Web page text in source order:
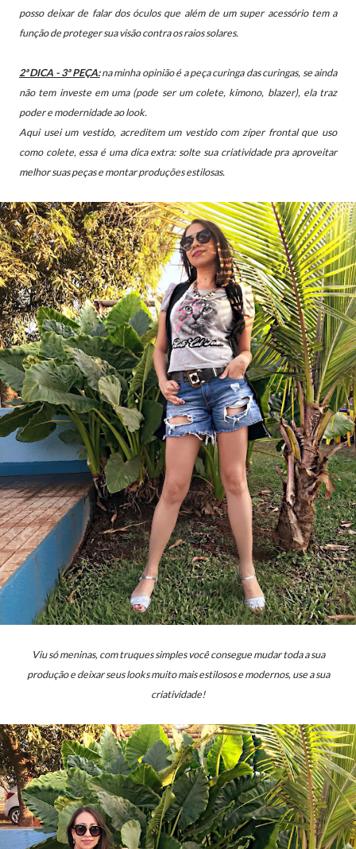
posso deixar de falar dos óculos que além de um super acessório tem a
função de proteger sua visão contra os raios solares.
2ª DICA - 3ª PEÇA:na minha opinião é a peça curinga das curingas, se ainda
não tem investe em uma (pode ser um colete, kimono, blazer), elatraz
poder e modernidade ao look.
Aqui usei um vestido, acreditem um vestido com zíper frontal que uso
como colete, essa é uma dica extra: solte sua criatividade pra aproveitar
melhor suas peças e montar produções estilosas.
Viu só meninas, com truques simples você consegue mudar toda a sua
produção e deixar seus looks muito mais estilosos e modernos, use a sua
criatividade!